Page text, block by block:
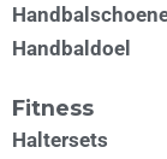
Handbaldoel
Fitness
Haltersets